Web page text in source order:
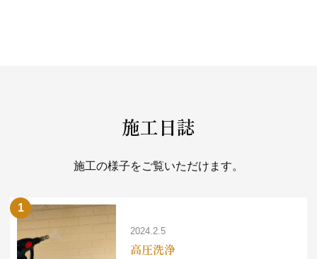
施工日誌
施工の様子をご覧いただけます。
2024.2.5
高圧洗浄